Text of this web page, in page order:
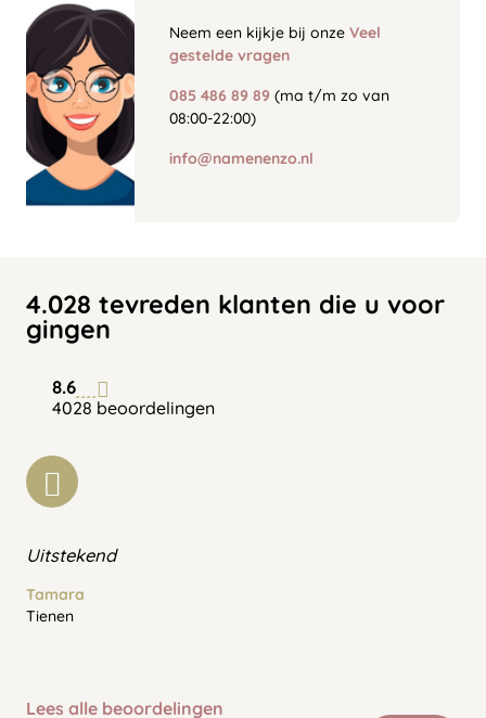
Neem een kijkje bij onze Veel
gestelde vragen
085 486 89 89 (ma t/m zo van
08:00-22:00)
info@namenenzo.nl
4.028 tevreden klanten die u voor
gingen
8.6
4028 beoordelingen
Uitstekend
Tamara
Tienen
Lees alle beoordelingen